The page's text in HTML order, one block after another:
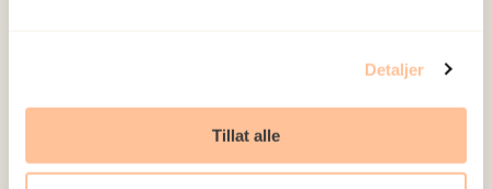
Detaljer
Tillat alle
relateres til samiske samfunn. Noen sentrale
kommunikasjon og økt tillit mellom berørte av